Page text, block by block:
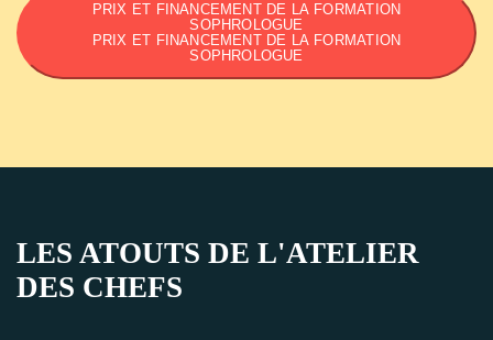
PRIX ET FINANCEMENT DE LA FORMATION
SOPHROLOGUE
PRIX ET FINANCEMENT DE LA FORMATION
SOPHROLOGUE
LES ATOUTS DE L'ATELIER
DES CHEFS